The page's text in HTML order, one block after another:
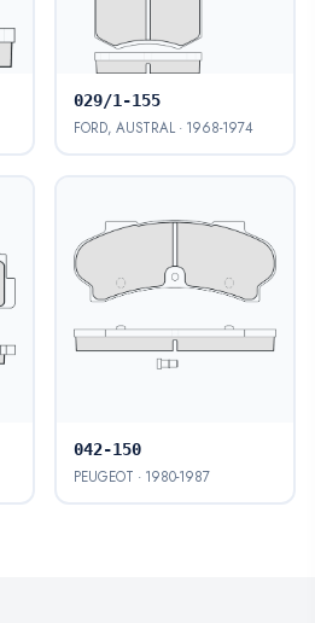
029/1-155
FORD, AUSTRAL · 1968-1974
042-150
PEUGEOT · 1980-1987